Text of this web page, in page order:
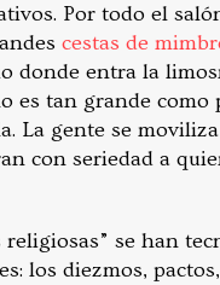
Por todo el
cestas de
donde entra la
es tan grande como
La gente se
con seriedad a
religiosas” se han
los diezmos,